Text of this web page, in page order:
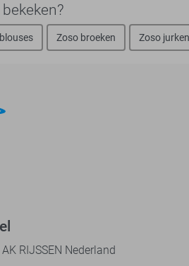
Zoso broeken Zoso jurken
RIJSSEN Nederland